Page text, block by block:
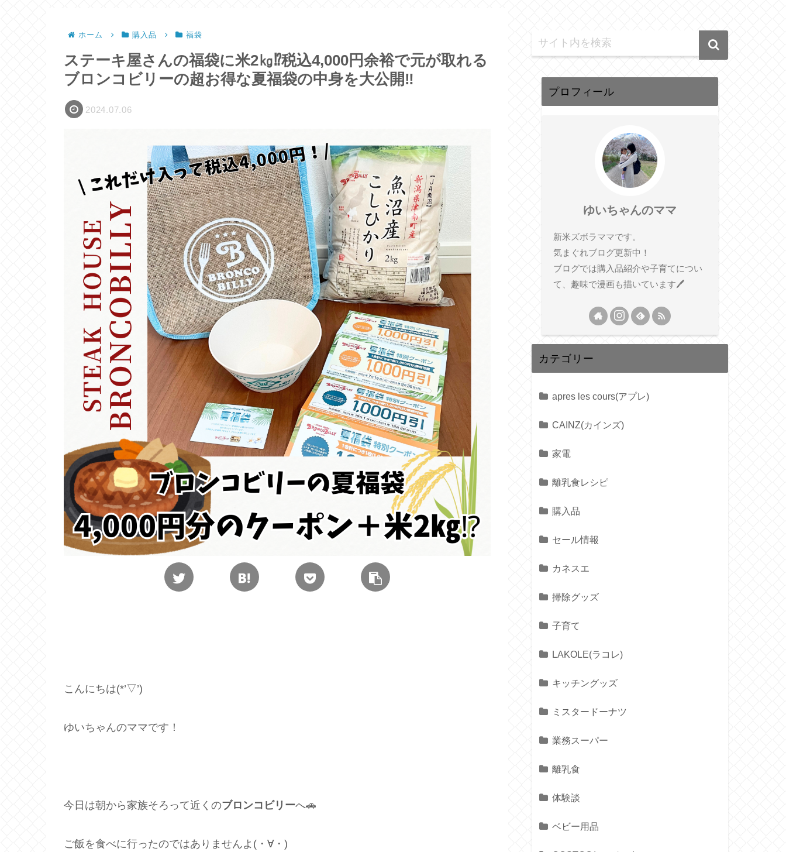
ホーム 購入品 福袋
ステーキ屋さんの福袋に米2㎏⁉税込4,000円余裕で元が取れる
ブロンコビリーの超お得な夏福袋の中身を大公開‼
2024.07.06
こんにちは(*’▽’)
ゆいちゃんのママです！
今日は朝から家族そろって近くのブロンコビリーへ🚗
ご飯を食べに行ったのではありませんよ(・∀・)
プロフィール
ゆいちゃんのママ
新米ズボラママです。
気まぐれブログ更新中！
ブログでは購入品紹介や子育てについ
て、趣味で漫画も描いています🖊
カテゴリー
apres les cours(アプレ)
CAINZ(カインズ)
家電
離乳食レシピ
購入品
セール情報
カネスエ
掃除グッズ
子育て
LAKOLE(ラコレ)
キッチングッズ
ミスタードーナツ
業務スーパー
離乳食
体験談
ベビー用品